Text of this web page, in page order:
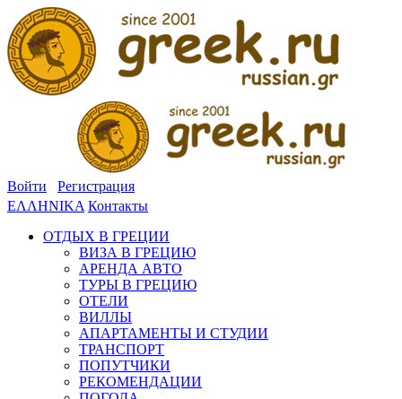
Войти
Регистрация
ΕΛΛΗΝΙΚΑ Контакты
ОТДЫХ В ГРЕЦИИ
ВИЗА В ГРЕЦИЮ
АРЕНДА АВТО
ТУРЫ В ГРЕЦИЮ
ОТЕЛИ
ВИЛЛЫ
АПАРТАМЕНТЫ И СТУДИИ
ТРАНСПОРТ
ПОПУТЧИКИ
РЕКОМЕНДАЦИИ